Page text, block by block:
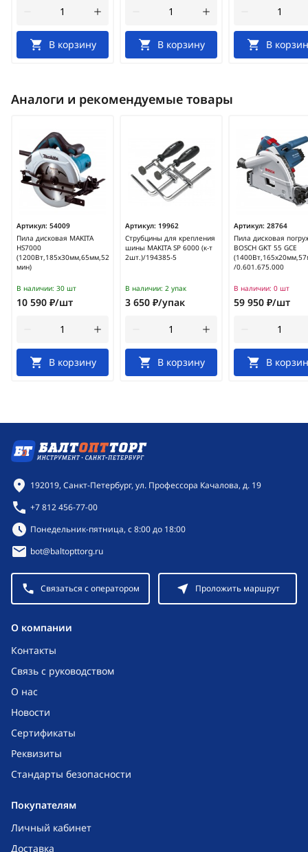
В корзину В корзину В
Аналоги и рекомендуемые товары
Артикул: 54009
Пила дисковая MAKITA
HS7000
(1200Вт,185х30мм,65мм,5200об/
мин)
В наличии: 30 шт
10 590 ₽/шт
В корзину
Артикул: 19962
Струбцины для крепления
шины MAKITA SP 6000 (к-т
2шт.)/194385-5
В наличии: 2 упак
3 650 ₽/упак
В корзину
Артикул: 28764
Пила дисковая
BOSCH GKT 55 GCE
/0.601.675.000
В наличии: 0 шт
59 950 ₽/шт
В
O компании
Контакты
Связь с руководством
О нас
Новости
Сертификаты
Реквизиты
Стандарты безопасности
Покупателям
Личный кабинет
Доставка
Контактная информация
192019, Санкт-Петербург, ул. Профессора Качалова, д. 19
+7 812 456-77-00
Режим работы:
Понедельник-пятница, с 8:00 до 18:00
bot@baltopttorg.ru
Связаться с оператором Проложить маршрут